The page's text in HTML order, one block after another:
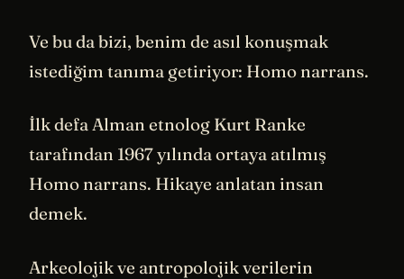
Ve bu da bizi, benim de asıl konuşmak
istediğim tanıma getiriyor: Homo narrans.
İlk defa Alman etnolog Kurt Ranke
tarafından 1967 yılında ortaya atılmış
Homo narrans. Hikaye anlatan insan
demek.
Arkeolojik ve antropolojik verilerin